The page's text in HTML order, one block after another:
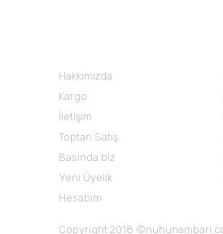
Hakkımızda
Kargo
İletişim
Toptan Satış
Basında biz
Yeni Üyelik
Hesabım
Copyright 2018